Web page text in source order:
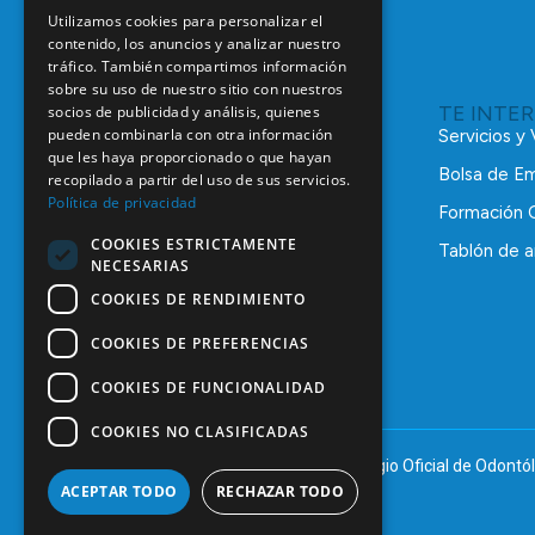
C/ Mauricio Legendre, 38
28046 Madrid
91 561 29 05
informacion@coem.org.es
TE
Servicios y
Bolsa de
Formación
Tablón de
© 2025 – COEM – Colegio Oficial de
Utilizamos cookies para personalizar el
contenido, los anuncios y analizar nuestro
tráfico. También compartimos información
sobre su uso de nuestro sitio con nuestros
socios de publicidad y análisis, quienes
pueden combinarla con otra información
que les haya proporcionado o que hayan
recopilado a partir del uso de sus servicios.
Política de privacidad
COOKIES ESTRICTAMENTE
NECESARIAS
COOKIES DE RENDIMIENTO
COOKIES DE PREFERENCIAS
COOKIES DE FUNCIONALIDAD
COOKIES NO CLASIFICADAS
ACEPTAR TODO RECHAZAR TODO